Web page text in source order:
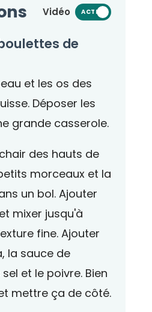
Vidéo ACTIVÉ
de
et les os des
Déposer les
grande casserole.
des hauts de
morceaux et la
un bol. Ajouter
mixer jusqu'à
fine. Ajouter
la sauce de
et le poivre. Bien
mettre ça de côté.